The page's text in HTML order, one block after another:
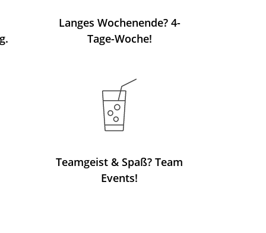
Langes Wochenende? 4-
Tage-Woche!
Teamgeist & Spaß? Team
Events!